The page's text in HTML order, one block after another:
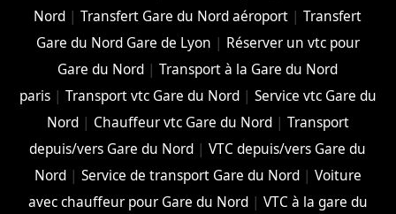
Nord |Transfert Gare du Nord aéroport |Transfert
Gare du Nord Gare de Lyon | Réserver un vtc pour
Gare du Nord |Transport à la Gare du Nord
paris| Transport vtc Gare du Nord| Service vtc Gare du
Nord| Chauffeur vtc Gare du Nord| Transport
depuis/vers Gare du Nord |VTC depuis/vers Gare du
Nord| Service de transport Gare du Nord| Voiture
avec chauffeur pour Gare du Nord| VTC à la gare du